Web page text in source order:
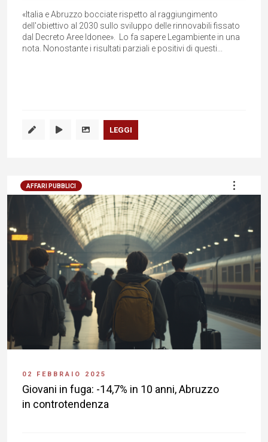
«Italia e Abruzzo bocciate rispetto al raggiungimento
dell'obiettivo al 2030 sullo sviluppo delle rinnovabili fissato
dal Decreto Aree Idonee». Lo fa sapere Legambiente in una
nota. Nonostante i risultati parziali e positivi di questi...
LEGGI
AFFARI PUBBLICI
02 FEBBRAIO 2025
Giovani in fuga: -14,7% in 10 anni, Abruzzo
in controtendenza